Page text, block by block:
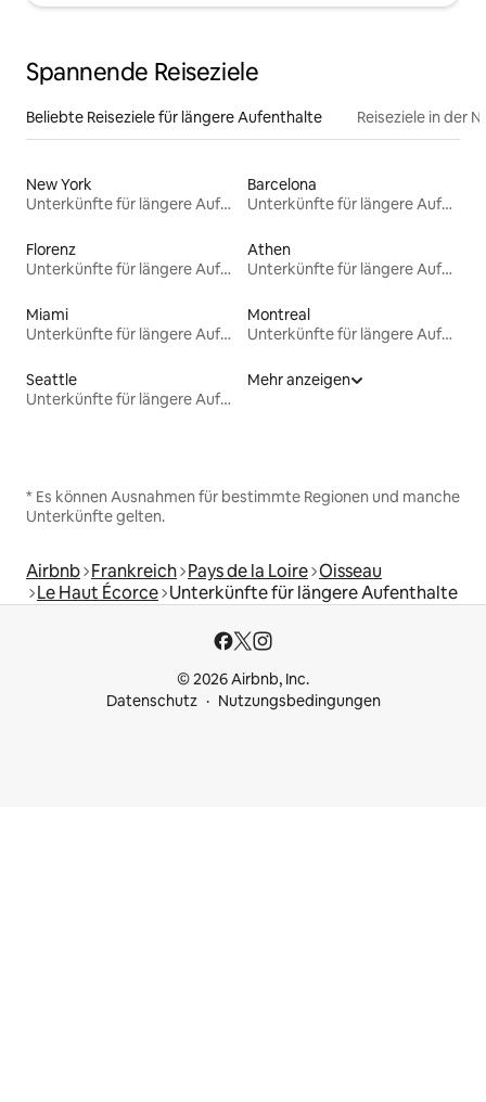
Spannende Reiseziele
Beliebte Reiseziele für längere Aufenthalte Reiseziele in der
New York
Unterkünfte für längere Aufenthalte
Barcelona
Unterkünfte für längere Aufenthalte
Florenz
Unterkünfte für längere Aufenthalte
Athen
Unterkünfte für längere Aufenthalte
Miami
Unterkünfte für längere Aufenthalte
Montreal
Unterkünfte für längere Aufenthalte
Seattle
Unterkünfte für längere Aufenthalte
Mehr anzeigen
* Es können Ausnahmen für bestimmte Regionen und manche
Unterkünfte gelten.
Airbnb Frankreich Pays de la Loire Oisseau
Le Haut Écorce Unterkünfte für längere Aufenthalte
© 2026 Airbnb, Inc.
Datenschutz
Nutzungsbedingungen